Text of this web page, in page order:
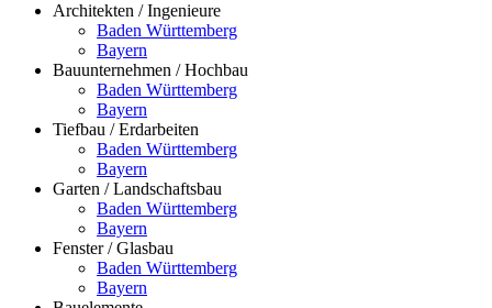
Architekten / Ingenieure
Baden Württemberg
Bayern
Bauunternehmen / Hochbau
Baden Württemberg
Bayern
Tiefbau / Erdarbeiten
Baden Württemberg
Bayern
Garten / Landschaftsbau
Baden Württemberg
Bayern
Fenster / Glasbau
Baden Württemberg
Bayern